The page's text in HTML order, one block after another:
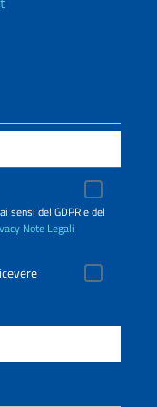
sensi del GDPR e del
Note Legali